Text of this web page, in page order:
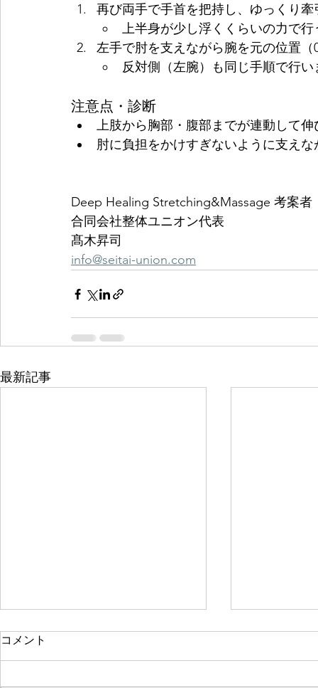
再び両手で手首を把持し、ゆっくり
上半身が少し浮くくらいの力で
左手で肘を支えながら腕を元の位置
反対側（左腕）も同じ手順で行い
注意点・診断
上肢から胸部・腹部までが連動して
肘に負担をかけすぎないように支え
Deep Healing Stretching&Massage 考案者
合同会社整体ユニオン代表
髙木昇司
info@seitai-union.com
最新記事
日本のマッサージ
日本では、「マッサージ」という
Lesson18
コメント